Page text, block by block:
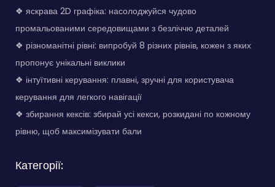
❖ яскрава 2D графіка: насолоджуйся чудово
промальованими середовищами з безліччю деталей
❖ різноманітні рівні: випробуй 8 різних рівнів, кожен з яких
пропонує унікальні виклики
❖ інтуїтивні керування: плавні, зручні для користувача
керування для легкого навігації
❖ збирання кексів: збирай усі кекси, розкидані по кожному
рівню, щоб максимізувати бали
Категорії: